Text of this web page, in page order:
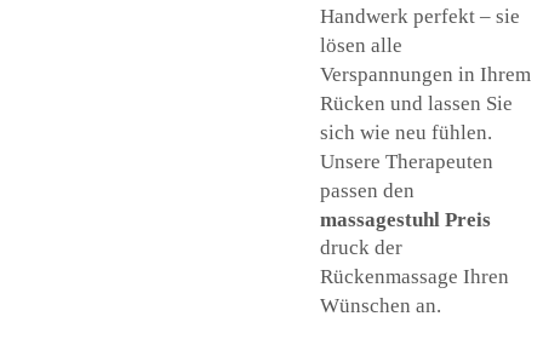
Handwerk perfekt – sie
lösen alle
Verspannungen in Ihrem
Rücken und lassen Sie
sich wie neu fühlen.
Unsere Therapeuten
passen den
massagestuhl Preis
druck der
Rückenmassage Ihren
Wünschen an.